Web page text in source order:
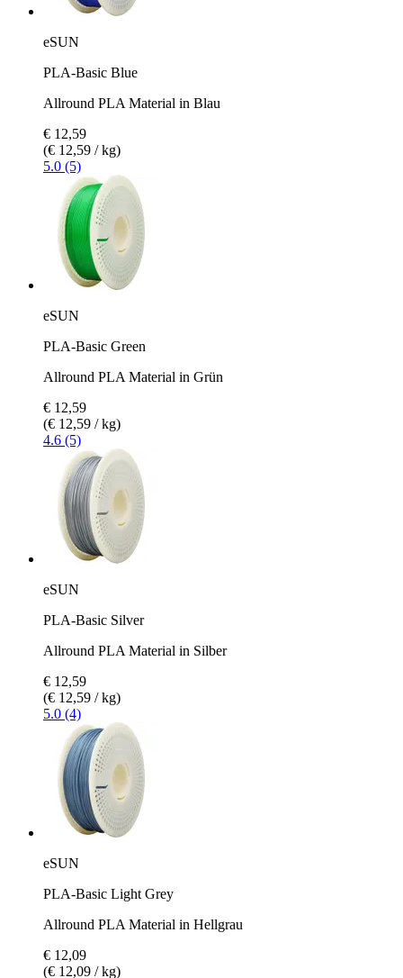
eSUN
PLA-Basic Blue
Allround PLA Material in Blau
€ 12,59
(€ 12,59 / kg)
5.0 (5)
eSUN
PLA-Basic Green
Allround PLA Material in Grün
€ 12,59
(€ 12,59 / kg)
4.6 (5)
eSUN
PLA-Basic Silver
Allround PLA Material in Silber
€ 12,59
(€ 12,59 / kg)
5.0 (4)
eSUN
PLA-Basic Light Grey
Allround PLA Material in Hellgrau
€ 12,09
(€ 12,09 / kg)